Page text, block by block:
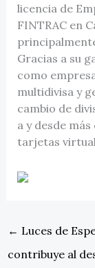
licencia de
FINTRAC en
Gracias a su
como
multidivisa y
cambio de
a y desde
tarjetas
← Luces de
contribuye al